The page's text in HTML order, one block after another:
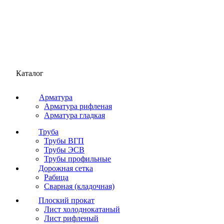
Каталог
Арматура
Арматура рифленая
Арматура гладкая
Труба
Трубы ВГП
Трубы ЭСВ
Трубы профильные
Дорожная сетка
Рабица
Сварная (кладочная)
Плоский прокат
Лист холоднокатаный
Лист рифленый